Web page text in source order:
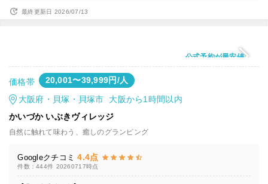
最終更新日 2026/07/13
公式予約が最安値
価格帯 20,001〜39,999円/人
大阪府・貝塚・貝塚市 大阪から1時間以内
かいづか いぶきヴィレッジ
自然に触れて味わう、癒しのグランピング
Googleクチコミ 4.4点
件数：444件 20260717時点